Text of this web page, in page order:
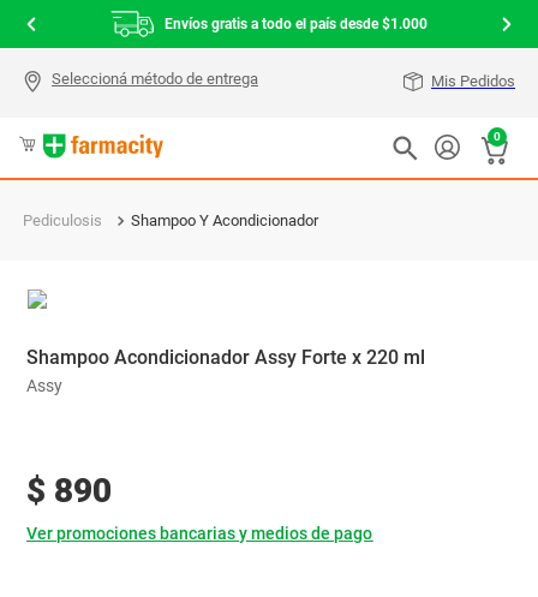
Envíos gratis a todo el país desde $1.000
Mis Pedidos
0
Pediculosis Shampoo Y Acondicionador
Shampoo Acondicionador Assy Forte x 220 ml
Assy
$ 890
Ver promociones bancarias y medios de pago